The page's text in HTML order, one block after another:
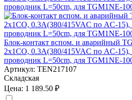
Блок-контакт вспом. и аварийный
2x1CO, 0.3А(380/415VAC по AC-15),
проводник L=50cm, для TGM1NE-
Артикул: TEN217107
Складская
Цена: 1 189.50 ₽